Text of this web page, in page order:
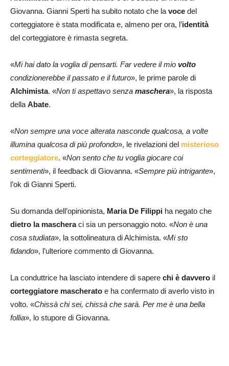
Giovanna. Gianni Sperti ha subito notato che lavoce del
corteggiatore è stata modificata e, almeno per ora, l’identità
del corteggiatore è rimasta segreta.
«Mi hai dato la voglia di pensarti. Far vedere il mio volto
condizionerebbe il passato e il futuro», le prime parole di
Alchimista. «Non ti aspettavo senza maschera», la risposta
dellaAbate.
«Non sempre una voce alterata nasconde qualcosa, a volte
illumina qualcosa di più profondo», le rivelazioni del misterioso
corteggiatore. «Non sento che tu voglia giocare coi
sentimenti», il feedback di Giovanna. «Sempre più intrigante»,
l’ok di Gianni Sperti.
Su domanda dell’opinionista, Maria De Filippi ha negato che
dietro la mascheraci sia un personaggio noto. «Non è una
cosa studiata», la sottolineatura di Alchimista. «Mi sto
fidando», l’ulteriore commento di Giovanna.
La conduttrice ha lasciato intendere di sapere chi è davvero il
corteggiatore mascherato e ha confermato di averlo visto in
volto. «Chissà chi sei, chissà che sarà. Per me è una bella
follia», lo stupore di Giovanna.